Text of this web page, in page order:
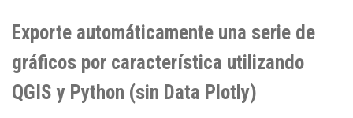
Exporte automáticamente una serie de
gráficos por característica utilizando
QGIS y Python (sin Data Plotly)